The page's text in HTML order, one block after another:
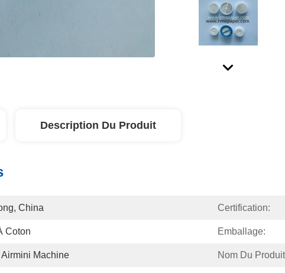
Description Du Produit
China Certification:
Coton Emballage:
Airmini Machine Nom Du